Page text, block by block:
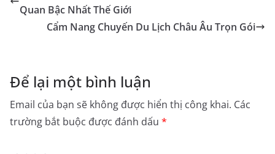
Quan Bậc Nhất Thế Giới
Cẩm Nang Chuyến Du Lịch Châu Âu Trọn Gói
Để lại một bình luận
Email của bạn sẽ không được hiển thị công khai. Các
trường bắt buộc được đánh dấu *